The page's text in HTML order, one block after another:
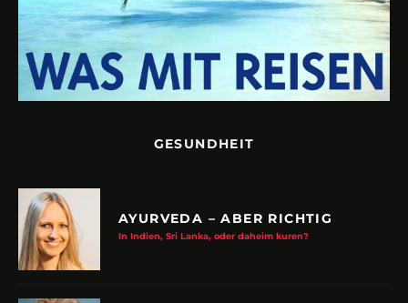
GESUNDHEIT
AYURVEDA – ABER RICHTIG
In Indien, Sri Lanka, oder daheim kuren?